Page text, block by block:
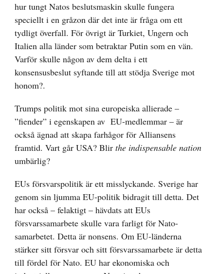
hur tungt Natos beslutsmaskin skulle fungera
speciellt i en gråzon där det inte är fråga om ett
tydligt överfall. För övrigt är Turkiet, Ungern och
Italien alla länder som betraktar Putin som en vän.
Varför skulle någon av dem delta i ett
konsensusbeslut syftande till att stödja Sverige mot
honom?.
Trumps politik mot sina europeiska allierade –
”fiender” i egenskapen av EU-medlemmar – är
också ägnad att skapa farhågor för Alliansens
framtid. Vart går USA? Blir the indispensable nation
umbärlig?
EUs försvarspolitik är ett misslyckande. Sverige har
genom sin ljumma EU-politik bidragit till detta. Det
har också – felaktigt – hävdats att EUs
försvarssamarbete skulle vara farligt för Nato-
samarbetet. Detta är nonsens. Om EU-länderna
stärker sitt försvar och sitt försvarssamarbete är detta
till fördel för Nato. EU har ekonomiska och